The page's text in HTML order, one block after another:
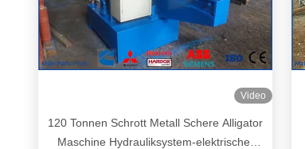
Video
120 Tonnen Schrott Metall Schere Alligator
Maschine Hydrauliksystem-elektrischer